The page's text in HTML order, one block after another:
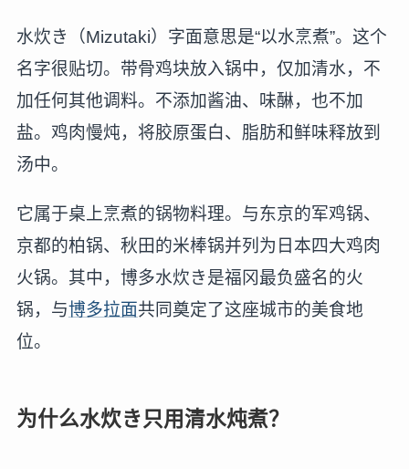
水炊き（Mizutaki）字面意思是“以水烹煮”。这个
名字很贴切。带骨鸡块放入锅中，仅加清水，不
加任何其他调料。不添加酱油、味醂，也不加
盐。鸡肉慢炖，将胶原蛋白、脂肪和鲜味释放到
汤中。
它属于桌上烹煮的锅物料理。与东京的军鸡锅、
京都的柏锅、秋田的米棒锅并列为日本四大鸡肉
火锅。其中，博多水炊き是福冈最负盛名的火
锅，与博多拉面共同奠定了这座城市的美食地
位。
为什么水炊き只用清水炖煮？